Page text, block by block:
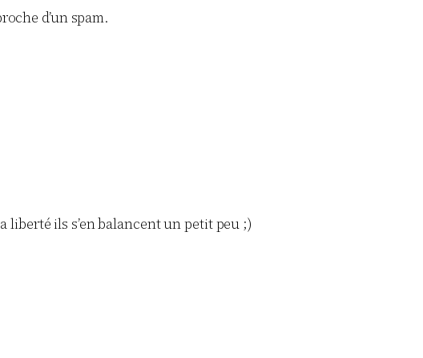
d’un spam.
liberté ils s’en balancent un petit peu ;)